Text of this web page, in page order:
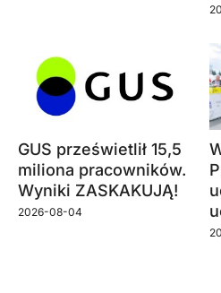
GUS prześwietlił 15,5
miliona pracowników.
Wyniki ZASKAKUJĄ!
2026-08-04